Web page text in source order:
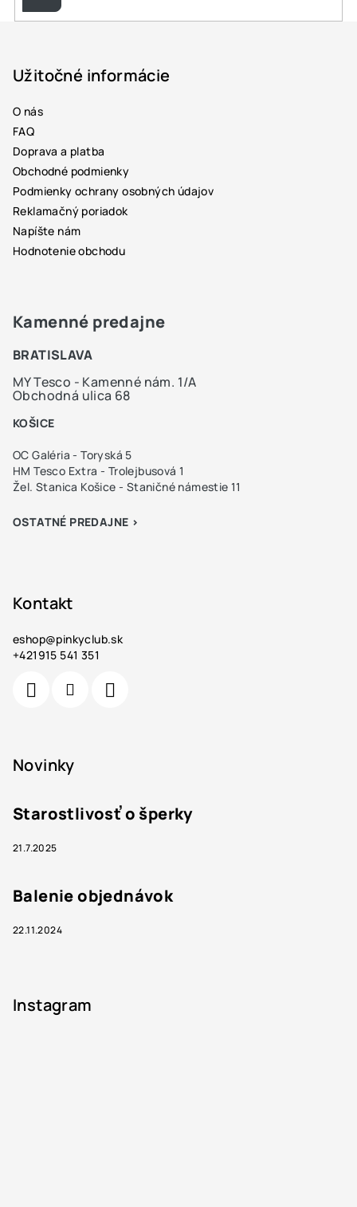
Užitočné informácie
O nás
FAQ
Doprava a platba
Obchodné podmienky
Podmienky ochrany osobných údajov
Reklamačný poriadok
Napíšte nám
Hodnotenie obchodu
Kamenné predajne
BRATISLAVA
MY Tesco - Kamenné nám. 1/A
Obchodná ulica 68
KOŠICE
OC Galéria - Toryská 5
HM Tesco Extra - Trolejbusová 1
Žel. Stanica Košice - Staničné námestie 11
OSTATNÉ PREDAJNE >
Kontakt
eshop@pinkyclub.sk
+421915 541 351
Novinky
Starostlivosť o šperky
21.7.2025
Balenie objednávok
22.11.2024
Instagram